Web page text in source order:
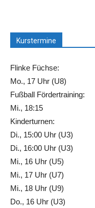
Kurstermine
Flinke Füchse:
Mo., 17 Uhr (U8)
Fußball Fördertraining:
Mi., 18:15
Kinderturnen:
Di., 15:00 Uhr (U3)
Di., 16:00 Uhr (U3)
Mi., 16 Uhr (U5)
Mi., 17 Uhr (U7)
Mi., 18 Uhr (U9)
Do., 16 Uhr (U3)